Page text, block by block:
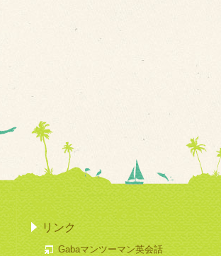
リンク
Gabaマンツーマン英会話